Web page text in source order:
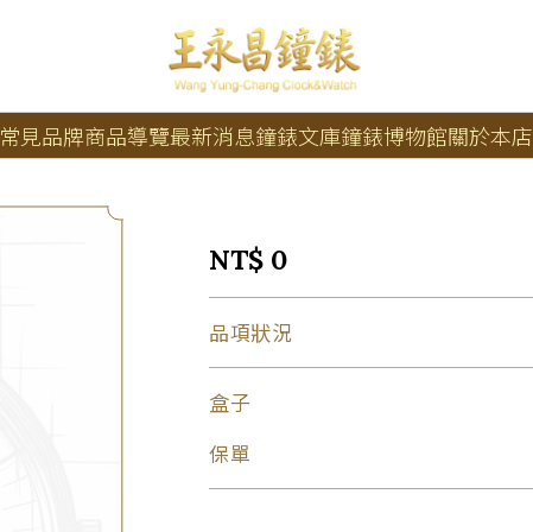
常見品牌商品導覽最新消息鐘錶文庫鐘錶博物館關於本店
NT$ 0
品項狀況
盒子
保單